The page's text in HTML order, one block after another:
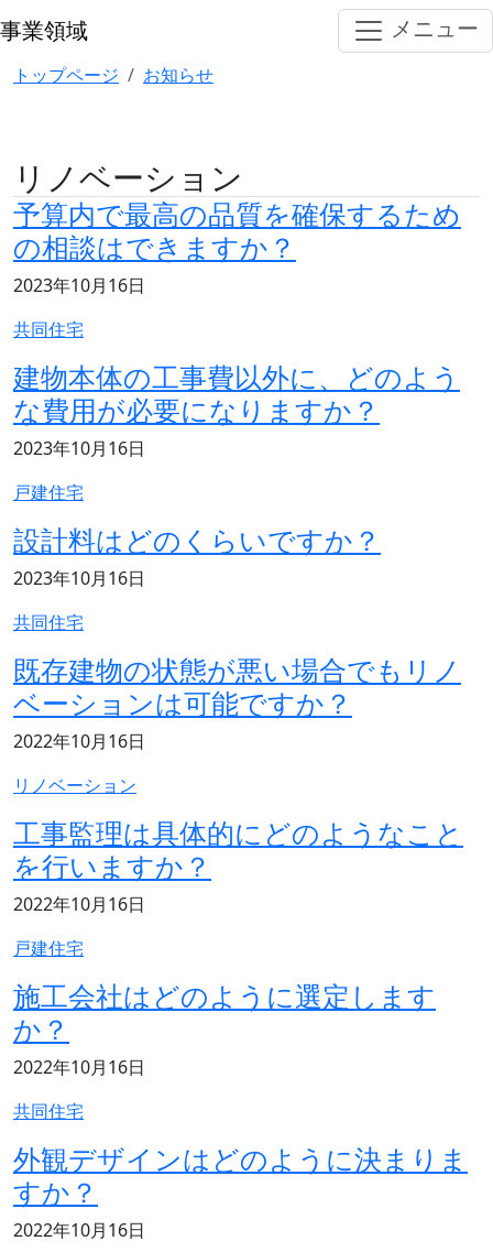
事業領域 メニュー
トップページ お知らせ
リノベーション
リノベーション
予算内で最高の品質を確保するため
の相談はできますか？
記事の公開日
2023年10月16日
記事のカテゴリ
共同住宅
建物本体の工事費以外に、どのよう
な費用が必要になりますか？
記事の公開日
2023年10月16日
記事のカテゴリ
戸建住宅
設計料はどのくらいですか？
記事の公開日
2023年10月16日
記事のカテゴリ
共同住宅
既存建物の状態が悪い場合でもリノ
ベーションは可能ですか？
記事の公開日
2022年10月16日
記事のカテゴリ
リノベーション
工事監理は具体的にどのようなこと
を行いますか？
記事の公開日
2022年10月16日
記事のカテゴリ
戸建住宅
施工会社はどのように選定します
か？
記事の公開日
2022年10月16日
記事のカテゴリ
共同住宅
外観デザインはどのように決まりま
すか？
記事の公開日
2022年10月16日